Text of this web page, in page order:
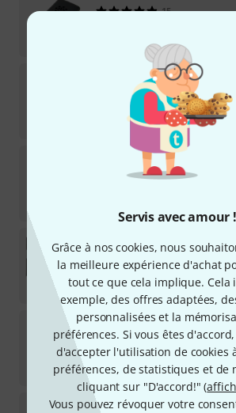
Servis avec amour !
Grâce à nos cookies, nous
la meilleure expérience d'achat
tout ce que cela implique. Cela
exemple, des offres adaptées,
personnalisées et la
préférences. Si vous êtes
d'accepter l'utilisation de cookies
préférences, de statistiques et de
cliquant sur "D'accord!" (
Vous pouvez révoquer votre
15
Humidifier
18
Disponible immédiatement
€
PW-GH-HTS
63
Starter Kit High
Disponible immédiatement
18,70 €
OasisOH-14 Case+ Humidifier
2
Disponible immédiatement
26€
OasisOH-18 Humidifier for